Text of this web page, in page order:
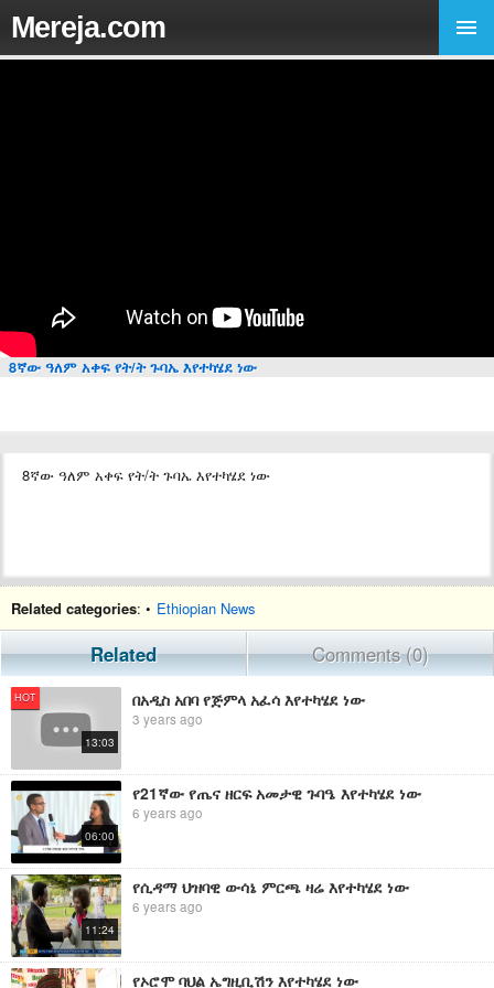
Mereja.com
8ኛው ዓለም አቀፍ የት/ት ጉባኤ እየተካሄደ ነው
8ኛው ዓለም አቀፍ የት/ት ጉባኤ እየተካሄደ ነው
Related categories: • Ethiopian News
Related Comments (0)
HOT
13:03
በአዲስ አበባ የጅምላ አፈሳ እየተካሄደ ነው
3 years ago
06:00
የ21ኛው የጤና ዘርፍ አመታዊ ጉባዔ እየተካሄደ ነው
6 years ago
11:24
የሲዳማ ህዝባዊ ውሳኔ ምርጫ ዛሬ እየተካሄደ ነው
6 years ago
የኦሮሞ ባህል ኤግዚቢሽን እየተካሄደ ነው